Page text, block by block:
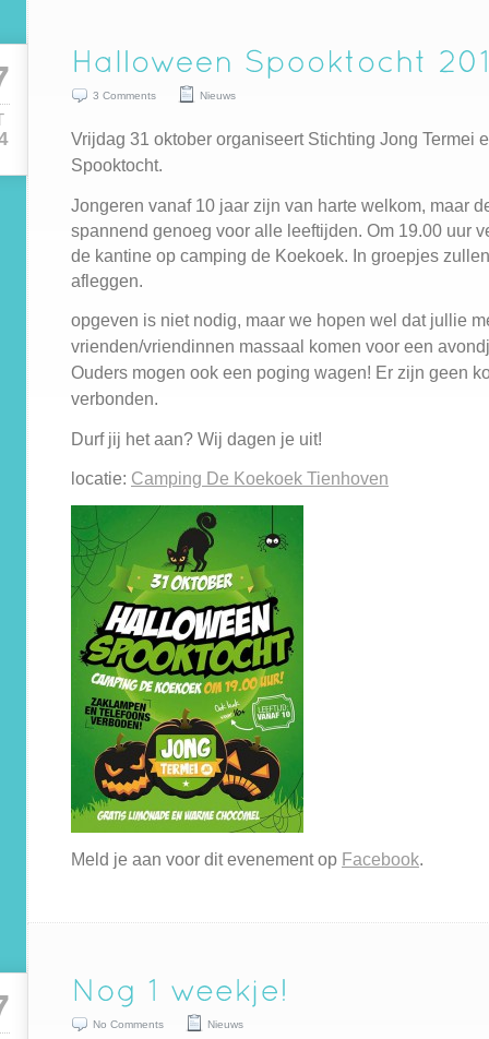
3 Comments Nieuws
Vrijdag 31 oktober organiseert Stichting Jong Termei
Spooktocht.
Jongeren vanaf 10 jaar zijn van harte welkom, maar
spannend genoeg voor alle leeftijden. Om 19.00 uur
de kantine op camping de Koekoek. In groepjes
afleggen.
opgeven is niet nodig, maar we hopen wel dat jullie
vrienden/vriendinnen massaal komen voor een
Ouders mogen ook een poging wagen! Er zijn geen
verbonden.
Durf jij het aan? Wij dagen je uit!
locatie: Camping De Koekoek Tienhoven
Meld je aan voor dit evenement op Facebook
No Comments Nieuws